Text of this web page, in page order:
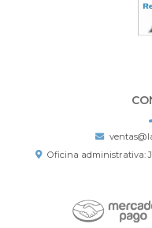
Oficina administrativa: